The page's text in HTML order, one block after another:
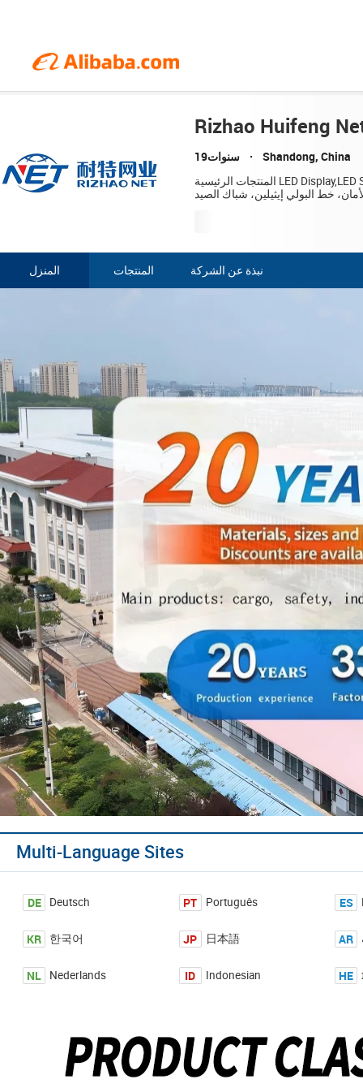
Rizhao Huifeng
19سنوات Shandong, China
المنتجات الرئيسية LED Display,LED Screen,LED Video Wall,Digital Billboard,COB LED Displayشبكة المقطورة، شبكة الرياضة، شبكة
خط البولي إيثيلين، شباك الصيد
المنزل المنتجات نبذة عن الشركة
Multi-Language Sites
DE Deutsch PT Português ES
KR 한국어 JP 日本語 AR
NL Nederlands ID Indonesian HE